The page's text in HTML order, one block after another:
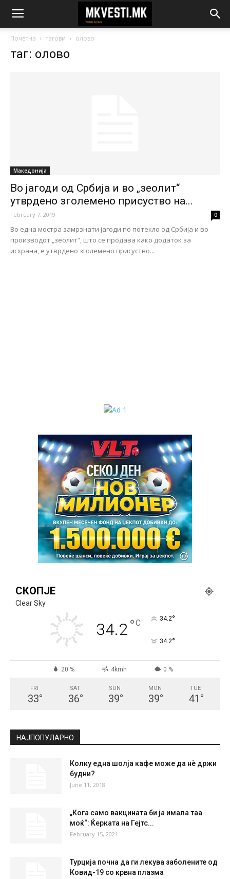
Почетна тагови олово
таг: олово
Македонија
Во јагоди од Србија и во „зеолит“
утврдено зголемено присуство на...
February 7, 2019 0
Во една мостра замрзнати јагоди по потекло од Србија и во
производот „зеолит“, што се продава како додаток за
исхрана, е утврдено зголемено присуство...
СКОПЈЕ
Clear Sky
34.2°C 34.2°
34.2°
20 % 4kmh 0 %
FRI
33°
SAT
36°
SUN
39°
MON
39°
TUE
41 °
НАЈПОПУЛАРНО
Колку една шолја кафе може да нè држи
будни?
June 11, 2018
„Кога само вакцината би ја имала таа
моќ“: Ќерката на Гејтс...
February 15, 2021
Турција почна да ги лекува заболените од
Ковид-19 со крвна плазма